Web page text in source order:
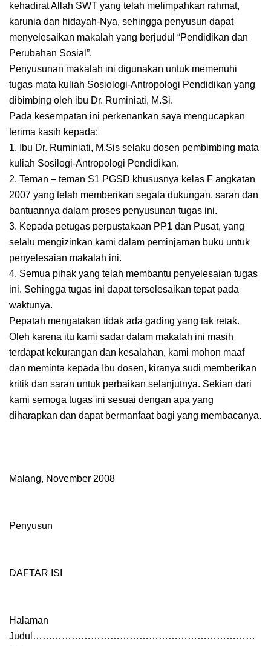
kehadirat Allah SWT yang telah melimpahkan rahmat,
karunia dan hidayah-Nya, sehingga penyusun dapat
menyelesaikan makalah yang berjudul “Pendidikan dan
Perubahan Sosial”.
Penyusunan makalah ini digunakan untuk memenuhi
tugas mata kuliah Sosiologi-Antropologi Pendidikan yang
dibimbing oleh ibu Dr. Ruminiati, M.Si.
Pada kesempatan ini perkenankan saya mengucapkan
terima kasih kepada:
1. Ibu Dr. Ruminiati, M.Sis selaku dosen pembimbing mata
kuliah Sosilogi-Antropologi Pendidikan.
2. Teman – teman S1 PGSD khususnya kelas F angkatan
2007 yang telah memberikan segala dukungan, saran dan
bantuannya dalam proses penyusunan tugas ini.
3. Kepada petugas perpustakaan PP1 dan Pusat, yang
selalu mengizinkan kami dalam peminjaman buku untuk
penyelesaian makalah ini.
4. Semua pihak yang telah membantu penyelesaian tugas
ini. Sehingga tugas ini dapat terselesaikan tepat pada
waktunya.
Pepatah mengatakan tidak ada gading yang tak retak.
Oleh karena itu kami sadar dalam makalah ini masih
terdapat kekurangan dan kesalahan, kami mohon maaf
dan meminta kepada Ibu dosen, kiranya sudi memberikan
kritik dan saran untuk perbaikan selanjutnya. Sekian dari
kami semoga tugas ini sesuai dengan apa yang
diharapkan dan dapat bermanfaat bagi yang membacanya.
Malang, November 2008
Penyusun
DAFTAR ISI
Halaman
Judul……………………………………………………………